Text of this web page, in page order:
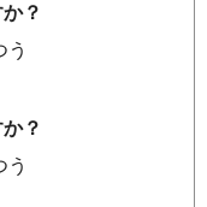
？
う
？
う